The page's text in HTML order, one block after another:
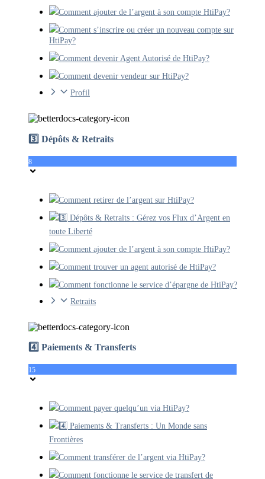
Comment ajouter de l’argent à son compte HtiPay?
Comment s’inscrire ou créer un nouveau compte sur
HtiPay?
Comment devenir Agent Autorisé de HtiPay?
Comment devenir vendeur sur HtiPay?
Profil
3️⃣ Dépôts & Retraits
8
Comment retirer de l’argent sur HtiPay?
3️⃣ Dépôts & Retraits : Gérez vos Flux d’Argent en
toute Liberté
Comment ajouter de l’argent à son compte HtiPay?
Comment trouver un agent autorisé de HtiPay?
Comment fonctionne le service d’épargne de HtiPay?
Retraits
4️⃣ Paiements & Transferts
15
Comment payer quelqu’un via HtiPay?
4️⃣ Paiements & Transferts : Un Monde sans
Frontières
Comment transférer de l’argent via HtiPay?
Comment fonctionne le service de transfert de